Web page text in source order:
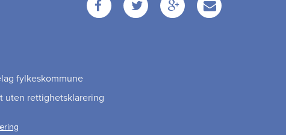
fylkeskommune
uten rettighetsklarering